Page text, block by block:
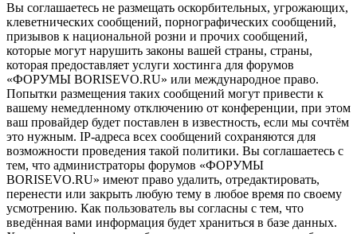
Вы соглашаетесь не размещать оскорбительных, угрожающих,
клеветнических сообщений, порнографических сообщений,
призывов к национальной розни и прочих сообщений,
которые могут нарушить законы вашей страны, страны,
которая предоставляет услуги хостинга для форумов
«ФОРУМЫ BORISEVO.RU» или международное право.
Попытки размещения таких сообщений могут привести к
вашему немедленному отключению от конференции, при этом
ваш провайдер будет поставлен в известность, если мы сочтём
это нужным. IP-адреса всех сообщений сохраняются для
возможности проведения такой политики. Вы соглашаетесь с
тем, что администраторы форумов «ФОРУМЫ
BORISEVO.RU» имеют право удалить, отредактировать,
перенести или закрыть любую тему в любое время по своему
усмотрению. Как пользователь вы согласны с тем, что
введённая вами информация будет храниться в базе данных.